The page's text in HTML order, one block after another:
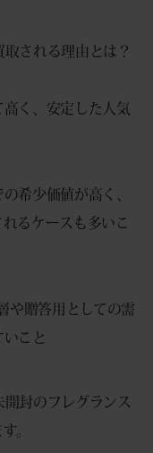
される理由とは？
く、安定した人気
希少価値が高く、
るケースも多いこ
や贈答用としての需
こと
封のフレグランス
。